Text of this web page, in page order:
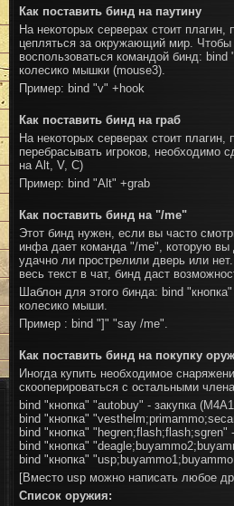
Как поставить бинд на паутину
На некоторых серверах стоит
цепляться за окружающий мир.
воспользоваться командой бинд:
колесико мышки (mouse3).
Пример: bind "v" +hook
Как поставить бинд на граб
На некоторых серверах стоит
перебрасывать игроков, необходимо
на Alt, V, C)
Пример: bind "Alt" +grab
Как поставить бинд на "/me"
Этот бинд нужен, если вы часто
инфа дает команда "/me", которую вы
удачно ли прострелили дверь или
весь текст в чат, бинд даст
Шаблон для этого бинда: bind
колесико мыши.
Пример : bind "]" "say /me".
Как поставить бинд на покупку
Иногда купить необходимое
скооперироваться с остальными
bind "кнопка" "autobuy" - закупка
bind "кнопка"
bind "кнопка" "hegren;flash;flash;sgren"
bind "кнопка"
bind "кнопка"
[Вместо usp можно написать любое
Список оружия: